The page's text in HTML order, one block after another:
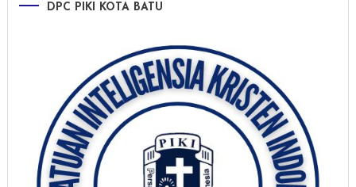
DPC PIKI KOTA BATU